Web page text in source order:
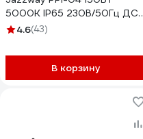
5000К IP65 230В/50Гц ДСП
для высоких пролетов
4.6(43)
В корзину